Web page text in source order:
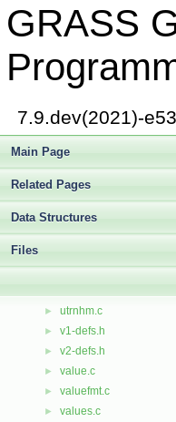
GRASS
7.9.dev(2021)-
Main Page
Related Pages
Data Structures
Files
► datetime/type.c
► vector/diglib/type.c
► type.h
tz1.c
unfl.c
► unitary.c
► units.c
► btree/update.c
► db/stubs/update.c
► vector/diglib/update.c
► utils.c
► utrnhm.c
► v1-defs.h
► v2-defs.h
► value.c
► valuefmt.c
► values.c